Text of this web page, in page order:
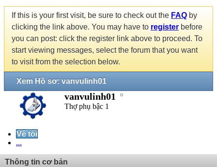
If this is your first visit, be sure to check out the FAQ by
clicking the link above. You may have to register before
you can post: click the register link above to proceed. To
start viewing messages, select the forum that you want
to visit from the selection below.
Xem Hồ sơ: vanvulinh01
vanvulinh01
Thợ phụ bậc 1
Về tôi
...
Thông tin cơ bản